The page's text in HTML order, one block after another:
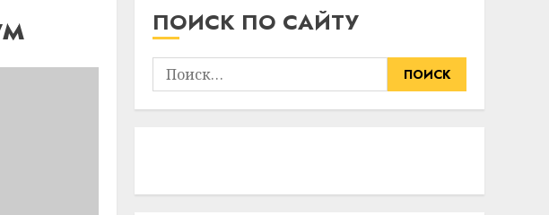
ПОИСК ПО САЙТУ
Найти: